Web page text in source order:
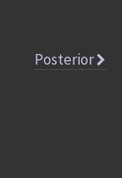
Posterior